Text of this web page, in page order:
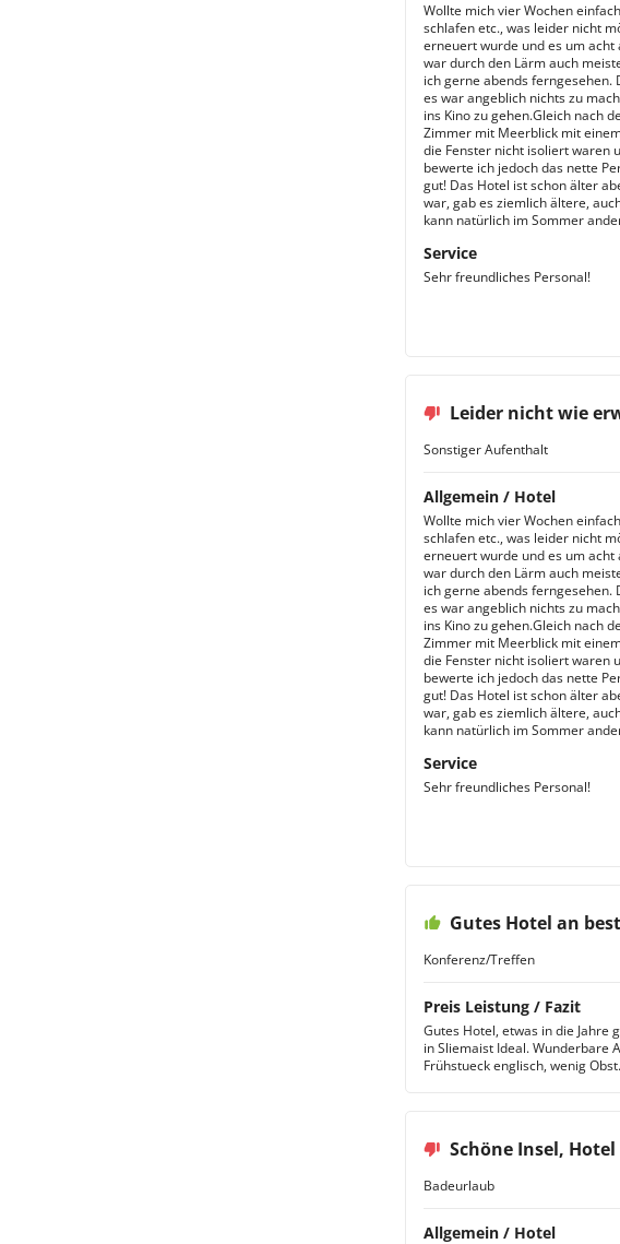
Wollte mich vier Wochen
schlafen etc., was leider nicht
erneuert wurde und es um acht
war durch den Lärm auch
ich gerne abends
es war angeblich nichts zu
ins Kino zu gehen.Gleich nach
Zimmer mit Meerblick mit
die Fenster nicht isoliert waren
bewerte ich jedoch das nette
gut! Das Hotel ist schon älter
war, gab es ziemlich ältere,
kann natürlich im Sommer
Service
Sehr freundliches Personal!
Leider nicht wie
Sonstiger Aufenthalt
Allgemein / Hotel
Wollte mich vier Wochen
schlafen etc., was leider nicht
erneuert wurde und es um acht
war durch den Lärm auch
ich gerne abends
es war angeblich nichts zu
ins Kino zu gehen.Gleich nach
Zimmer mit Meerblick mit
die Fenster nicht isoliert waren
bewerte ich jedoch das nette
gut! Das Hotel ist schon älter
war, gab es ziemlich ältere,
kann natürlich im Sommer
Service
Sehr freundliches Personal!
Gutes Hotel an
Konferenz/Treffen
Preis Leistung / Fazit
Gutes Hotel, etwas in die Jahre
in Sliemaist Ideal. Wunderbare
Frühstueck englisch, wenig Obst.
Schöne Insel,
Badeurlaub
Allgemein / Hotel